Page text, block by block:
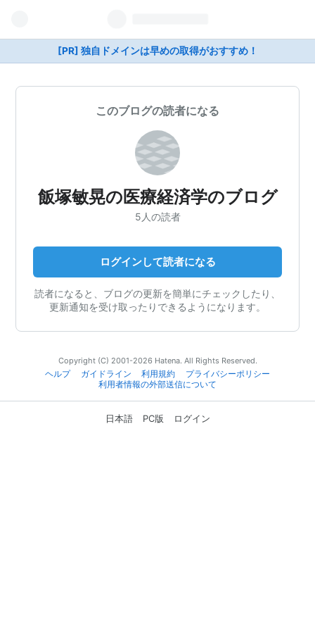
[PR] 独自ドメインは早めの取得がおすすめ！
このブログの読者になる
飯塚敏晃の医療経済学のブログ
5人の読者
ログインして読者になる
読者になると、ブログの更新を簡単にチェックしたり、
更新通知を受け取ったりできるようになります。
Copyright (C) 2001-2026 Hatena. All Rights Reserved.
ヘルプ
ガイドライン 利用規約
プライバシーポリシー
利用者情報の外部送信について
日本語 PC版 ログイン